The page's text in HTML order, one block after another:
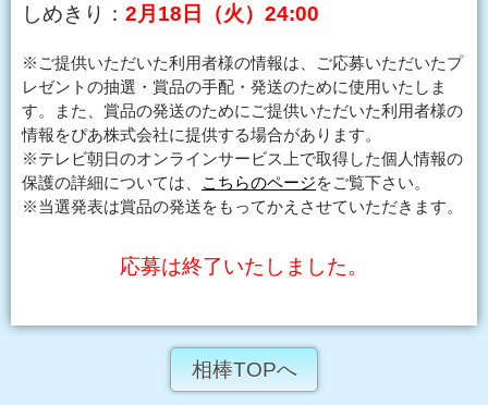
しめきり： 2月18日（火）24:00
※ご提供いただいた利用者様の情報は、ご応募いただいたプ
レゼントの抽選・賞品の手配・発送のために使用いたしま
す。また、賞品の発送のためにご提供いただいた利用者様の
情報をぴあ株式会社に提供する場合があります。
※テレビ朝日のオンラインサービス上で取得した個人情報の
保護の詳細については、
こちらのページをご覧下さい。
※当選発表は賞品の発送をもってかえさせていただきます。
応募は終了いたしました。
相棒TOPへ